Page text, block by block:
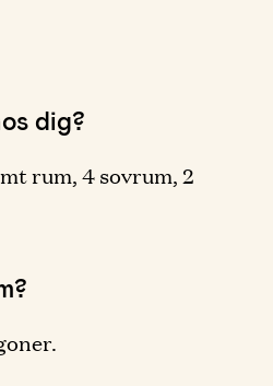
dig?
rum, 4 sovrum, 2